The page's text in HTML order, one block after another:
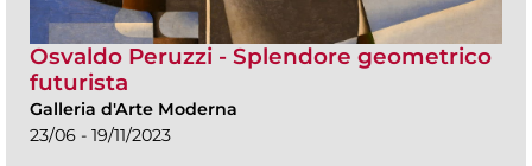
Osvaldo Peruzzi - Splendore geometrico
futurista
Galleria d'Arte Moderna
23/06 - 19/11/2023